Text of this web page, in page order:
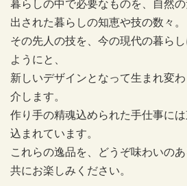
暮らしの中で必要なものを、自然
出された暮らしの知恵や技の数々。
その先人の技を、今の現代の暮ら
ようにと、
新しいデザインとなって生まれ変
介します。
作り手の精魂込められた手仕事に
込まれています。
これらの逸品を、どうぞ味わいの
共にお楽しみください。